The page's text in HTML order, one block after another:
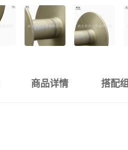
商品详情 搭配